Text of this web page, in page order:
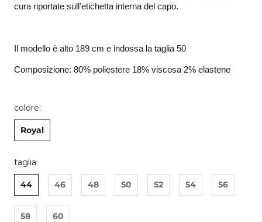
cura riportate sull’etichetta interna del capo.
Il modello è alto 189 cm e indossa la taglia 50
Composizione: 80% poliestere 18% viscosa 2% elastene
colore:
Royal
taglia:
44 46 48 50 52 54 56
58 60